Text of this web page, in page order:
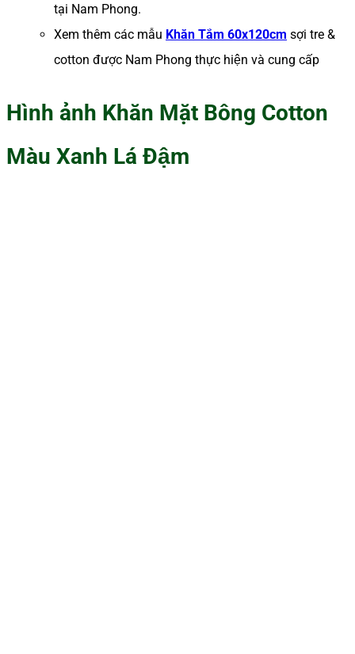
tại Nam Phong.
Xem thêm các mẫu Khăn Tắm 60x120cm sợi tre &
cotton được Nam Phong thực hiện và cung cấp
Hình ảnh Khăn Mặt Bông Cotton
Màu Xanh Lá Đậm